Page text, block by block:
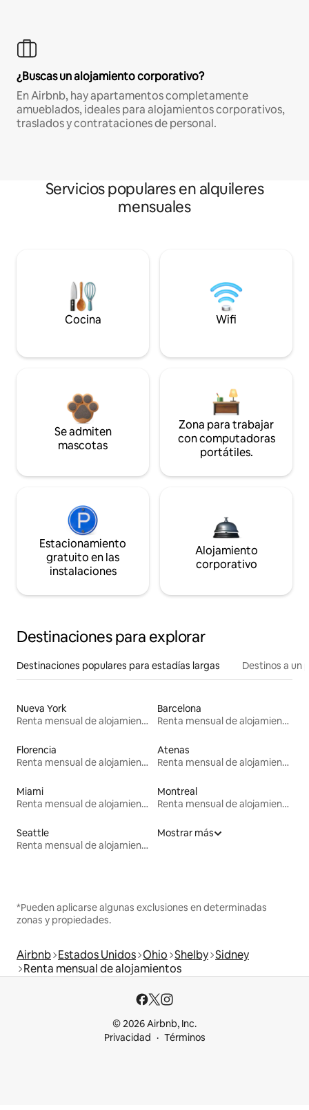
¿Buscas un alojamiento corporativo?
En Airbnb, hay apartamentos completamente
amueblados, ideales para alojamientos corporativos,
traslados y contrataciones de personal.
Servicios populares en alquileres
mensuales
Cocina Wifi
Se admiten
mascotas
Zona para trabajar
con computadoras
portátiles.
Estacionamiento
gratuito en las
instalaciones
Alojamiento
corporativo
Destinaciones para explorar
Destinaciones populares para estadías largas Destinos a un
Nueva York
Renta mensual de alojamientos
Barcelona
Renta mensual de alojamientos
Florencia
Renta mensual de alojamientos
Atenas
Renta mensual de alojamientos
Miami
Renta mensual de alojamientos
Montreal
Renta mensual de alojamientos
Seattle
Renta mensual de alojamientos
Mostrar más
*Pueden aplicarse algunas exclusiones en determinadas
zonas y propiedades.
Airbnb Estados Unidos Ohio Shelby Sidney
Renta mensual de alojamientos
© 2026 Airbnb, Inc.
Privacidad
Términos